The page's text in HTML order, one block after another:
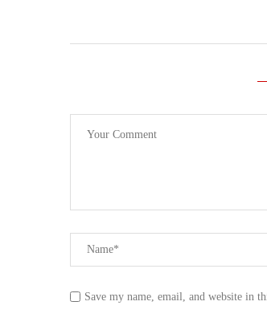
Save my name, email, and website in